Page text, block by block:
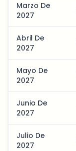
Marzo De
2027
Abril De
2027
Mayo De
2027
Junio De
2027
Julio De
2027